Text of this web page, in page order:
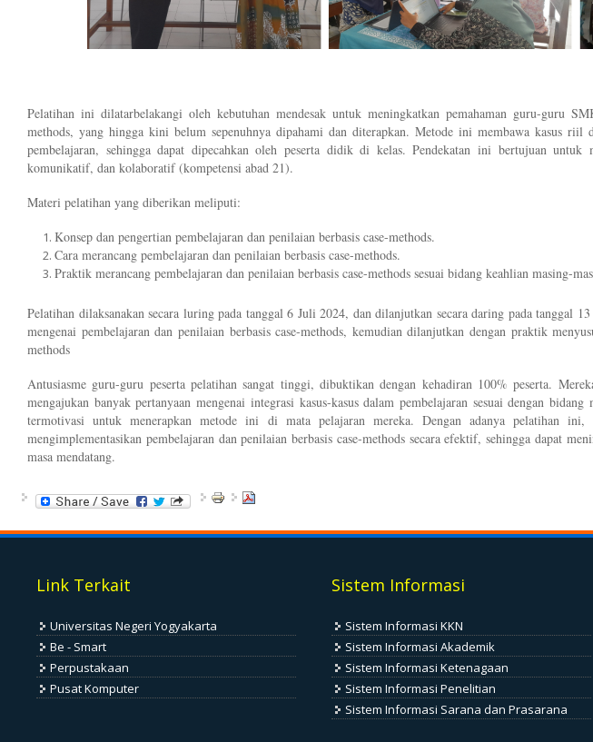
Pelatihan ini dilatarbelakangi oleh kebutuhan mendesak untuk meningkatkan pemahaman guru-guru
methods, yang hingga kini belum sepenuhnya dipahami dan diterapkan. Metode ini membawa kasus
pembelajaran, sehingga dapat dipecahkan oleh peserta didik di kelas. Pendekatan ini bertujuan
komunikatif, dan kolaboratif (kompetensi abad 21).
Materi pelatihan yang diberikan meliputi:
Konsep dan pengertian pembelajaran dan penilaian berbasis case-methods.
Cara merancang pembelajaran dan penilaian berbasis case-methods.
Praktik merancang pembelajaran dan penilaian berbasis case-methods sesuai bidang keahlian masing-
Pelatihan dilaksanakan secara luring pada tanggal 6 Juli 2024, dan dilanjutkan secara daring pada tanggal
mengenai pembelajaran dan penilaian berbasis case-methods, kemudian dilanjutkan dengan praktik
methods
Antusiasme guru-guru peserta pelatihan sangat tinggi, dibuktikan dengan kehadiran 100% peserta.
mengajukan banyak pertanyaan mengenai integrasi kasus-kasus dalam pembelajaran sesuai dengan
termotivasi untuk menerapkan metode ini di mata pelajaran mereka. Dengan adanya pelatihan
mengimplementasikan pembelajaran dan penilaian berbasis case-methods secara efektif, sehingga dapat
masa mendatang.
Link Terkait
Universitas Negeri Yogyakarta
Be - Smart
Perpustakaan
Pusat Komputer
Sistem Informasi
Sistem Informasi KKN
Sistem Informasi Akademik
Sistem Informasi Ketenagaan
Sistem Informasi Penelitian
Sistem Informasi Sarana dan Prasarana